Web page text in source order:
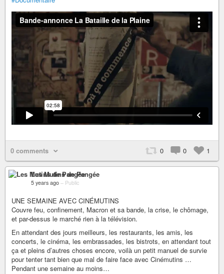
0 comments 0 0 1
Les Mutins de Pangée
5 years ago – Public
UNE SEMAINE AVEC CINÉMUTINS
Couvre feu, confinement, Macron et sa bande, la crise, le chômage,
et par-dessus le marché rien à la télévision.
En attendant des jours meilleurs, les restaurants, les amis, les
concerts, le cinéma, les embrassades, les bistrots, en attendant tout
ça et pleins d’autres choses encore, voilà un petit manuel de survie
pour tenter tant bien que mal de faire face avec Cinémutins …
Pendant une semaine au moins…